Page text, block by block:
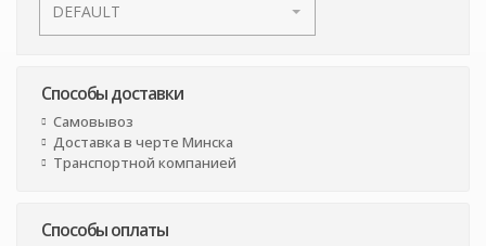
Способы доставки
Самовывоз
Доставка в черте Минска
Транспортной компанией
Способы оплаты